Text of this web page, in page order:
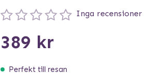
Inga recensioner
389 kr
Perfekt till resan